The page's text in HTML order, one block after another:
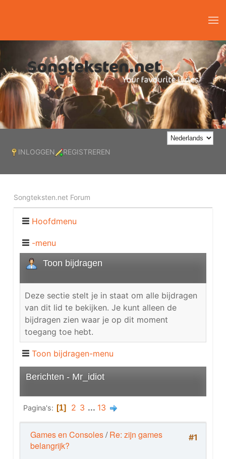
INLOGGEN REGISTREREN
Songteksten.net Forum
Hoofdmenu
-menu
Toon bijdragen
Deze sectie stelt je in staat om alle bijdragen
van dit lid te bekijken. Je kunt alleen de
bijdragen zien waar je op dit moment
toegang toe hebt.
Toon bijdragen-menu
Berichten - Mr_idiot
Pagina's 1 2 3 ... 13
#1
Games en Consoles/Re: zijn games
belangrijk?